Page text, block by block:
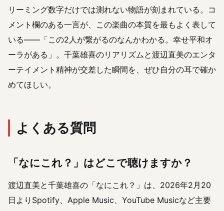
リーミング数字だけでは測れない物語が刻まれている。コ
メント欄のある一言が、この楽曲の本質を最もよく表して
いる——「この2人が繋がるのなんかわかる。幸せ平和オ
ーラがある」。千葉雄喜のリアリズムと渡辺直美のエンタ
ーテイメント精神が交差した瞬間を、ぜひ自分の耳で確か
めてほしい。
よくある質問
「なにこれ？」はどこで聴けますか？
渡辺直美と千葉雄喜の「なにこれ？」は、2026年2月20
日よりSpotify、Apple Music、YouTube Musicなど主要